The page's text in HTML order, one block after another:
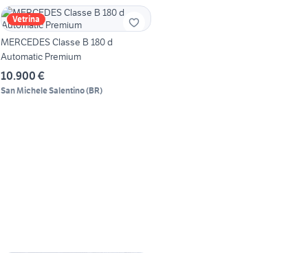
Vetrina
MERCEDES Classe B 180 d
Automatic Premium
10.900 €
San Michele Salentino(BR)